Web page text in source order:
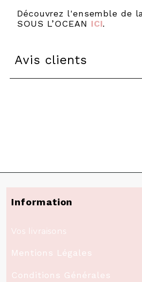
Découvrez l'ensemble de
SOUS L’OCEAN ICI.
Avis clients
Information
Vos livraisons
Mentions Légales
Conditions Générales